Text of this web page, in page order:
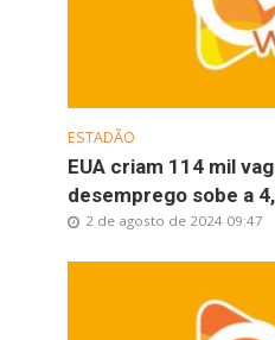
ESTADÃO
EUA criam 114 mil
desemprego sobe a
2 de agosto de 2024 09:47